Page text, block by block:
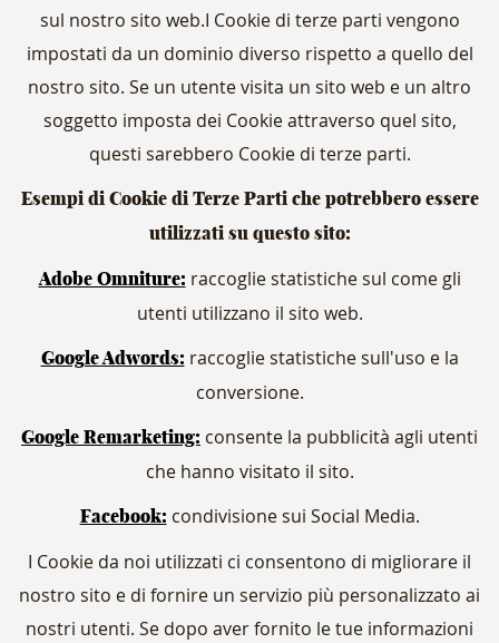
sul nostro sito web.I Cookie di terze parti vengono
impostati da un dominio diverso rispetto a quello del
nostro sito. Se un utente visita un sito web e un altro
soggetto imposta dei Cookie attraverso quel sito,
questi sarebbero Cookie di terze parti.
Esempi di Cookie di Terze Parti che potrebbero essere
utilizzati su questo sito:
Adobe Omniture: raccoglie statistiche sul come gli
utenti utilizzano il sito web.
Google Adwords: raccoglie statistiche sull'uso e la
conversione.
Google Remarketing: consente la pubblicità agli utenti
che hanno visitato il sito.
Facebook: condivisione sui Social Media.
I Cookie da noi utilizzati ci consentono di migliorare il
nostro sito e di fornire un servizio più personalizzato ai
nostri utenti. Se dopo aver fornito le tue informazioni